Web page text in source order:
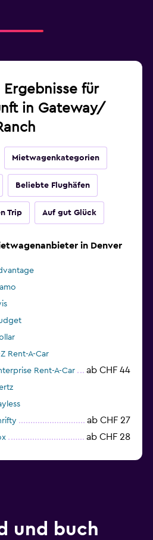
Ergebnisse für
in Gateway/
Mietwagenkategorien
Beliebte Flughäfen
Trip Auf gut Glück
in Denver
Rent-A-Car
Rent-A-Car
ab CHF 44
ab CHF 27
ab CHF 28
und buch